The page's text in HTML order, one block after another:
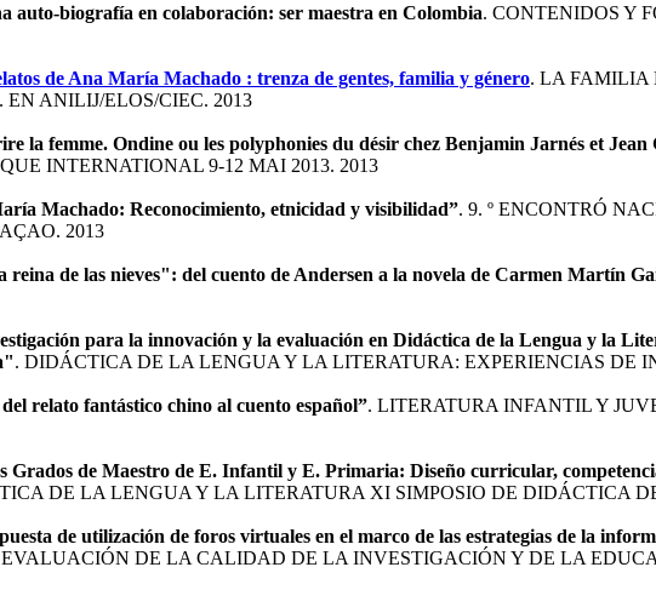
auto-biografía en colaboración: ser maestra en Colombia. CONTENIDOS Y
de Ana María Machado : trenza de gentes, familia y género. LA FAMILIA
ANILIJ/ELOS/CIEC. 2013
la femme. Ondine ou les polyphonies du désir chez Benjamin Jarnés et
INTERNATIONAL 9-12 MAI 2013. 2013
Machado: Reconocimiento, etnicidad y visibilidad”. 9. º ENCONTRÓ
2013
de las nieves": del cuento de Andersen a la novela de Carmen Martín
para la innovación y la evaluación en Didáctica de la Lengua y la
. DIDÁCTICA DE LA LENGUA Y LA LITERATURA: EXPERIENCIAS DE
relato fantástico chino al cuento español”. LITERATURA INFANTIL Y
de Maestro de E. Infantil y E. Primaria: Diseño curricular,
DE LA LENGUA Y LA LITERATURA XI SIMPOSIO DE DIDÁCTICA
de utilización de foros virtuales en el marco de las estrategias de la
DE LA CALIDAD DE LA INVESTIGACIÓN Y DE LA